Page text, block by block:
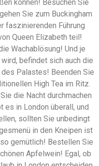
können! Besuchen Sie
Sie zum Buckingham
faszinierenden Führung
Queen Elizabeth teil!
Wachablösung! Und je
befindet sich auch die
Palastes! Beenden Sie
High Tea im Ritz.
die Nacht durchmachen
es in London überall, und
sollten Sie unbedingt
in den Kneipen ist
gemütlich! Bestellen Sie
Apfelwein! Egal, ob